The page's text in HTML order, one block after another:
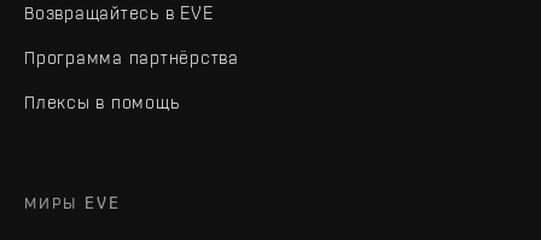
Возвращайтесь в EVE
Программа партнёрства
Плексы в помощь
МИРЫ EVE